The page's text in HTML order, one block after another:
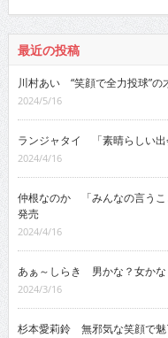
最近の投稿
川村あい “笑顔で全力投球”の
2024/5/16
ランジャタイ 「素晴らしい出
2024/4/16
仲根なのか 「みんなの言うこ
発売
2024/4/16
あぁ～しらき 男かな？女かな
2024/3/16
杉本愛莉鈴 無邪気な笑顔で魅